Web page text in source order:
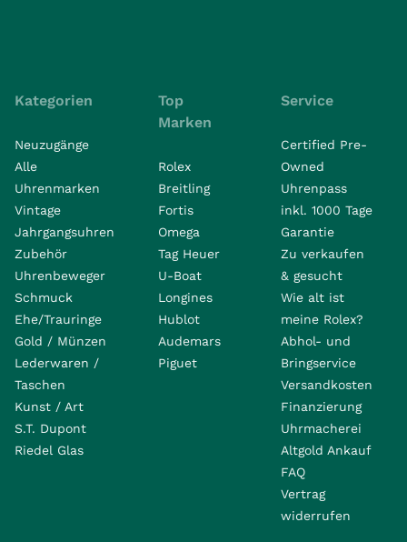
Kategorien
Neuzugänge
Alle
Uhrenmarken
Vintage
Jahrgangsuhren
Zubehör
Uhrenbeweger
Schmuck
Ehe/Trauringe
Gold / Münzen
Lederwaren /
Taschen
Kunst / Art
S.T. Dupont
Riedel Glas
Top
Marken
Rolex
Breitling
Fortis
Omega
Tag Heuer
U-Boat
Longines
Hublot
Audemars
Piguet
Service
Certified Pre-
Owned
Uhrenpass
inkl. 1000 Tage
Garantie
Zu verkaufen
& gesucht
Wie alt ist
meine Rolex?
Abhol- und
Bringservice
Versandkosten
Finanzierung
Uhrmacherei
Altgold Ankauf
FAQ
Vertrag
widerrufen